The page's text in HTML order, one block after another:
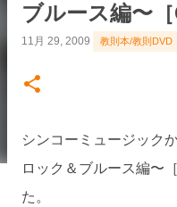
ブルース編〜［
11月 29, 2009 教則本/教則DVD
シンコーミュージック
ロック＆ブルース編〜
た。